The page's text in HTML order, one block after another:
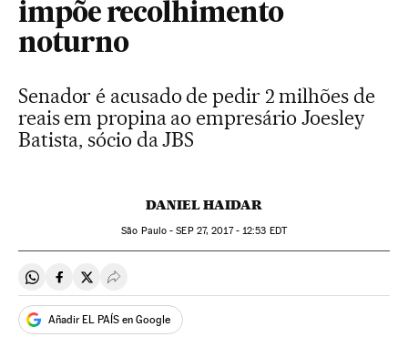
impõe recolhimento
noturno
Senador é acusado de pedir 2 milhões de
reais em propina ao empresário Joesley
Batista, sócio da JBS
DANIEL HAIDAR
São Paulo -SEP27, 2017 - 12:53 EDT
Compartir en Whatsapp
Compartir en Facebook
Compartir en Twitter
Desplegar Redes Sociales
Añadir EL PAÍS en Google